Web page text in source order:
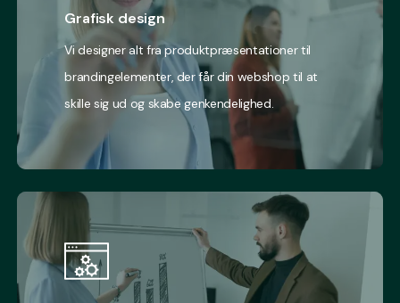
Grafisk design
Vi designer alt fra produktpræsentationer til
brandingelementer, der får din webshop til at
skille sig ud og skabe genkendelighed.